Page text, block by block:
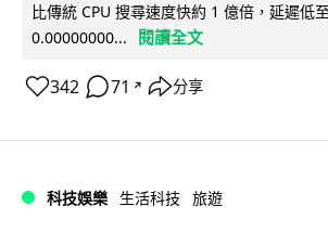
比傳統 CPU 搜尋速度快約 1 億倍，延遲低
0.00000000...
閱讀全文
342 71 ↗ 分享
科技娛樂 生活科技 旅遊